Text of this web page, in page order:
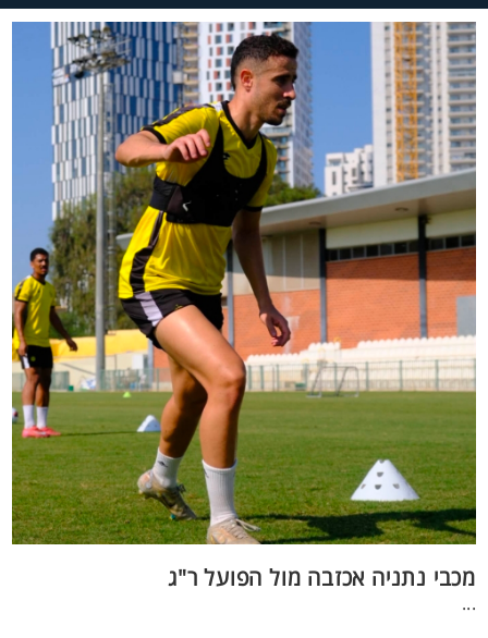
מכבי נתניה אכזבה מול הפועל ר"ג
...